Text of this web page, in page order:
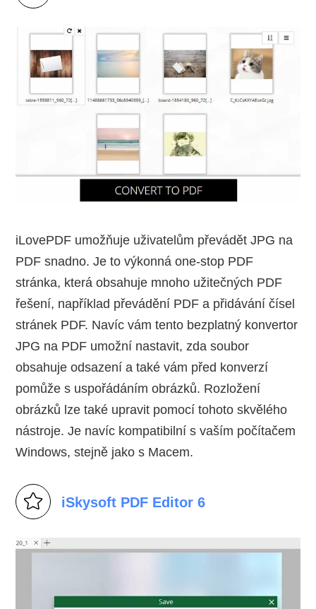
iLovePDF umožňuje uživatelům převádět JPG na
PDF snadno. Je to výkonná one-stop PDF
stránka, která obsahuje mnoho užitečných PDF
řešení, například převádění PDF a přidávání čísel
stránek PDF. Navíc vám tento bezplatný konvertor
JPG na PDF umožní nastavit, zda soubor
obsahuje odsazení a také vám před konverzí
pomůže s uspořádáním obrázků. Rozložení
obrázků lze také upravit pomocí tohoto skvělého
nástroje. Je navíc kompatibilní s vaším počítačem
Windows, stejně jako s Macem.
iSkysoft PDF Editor 6